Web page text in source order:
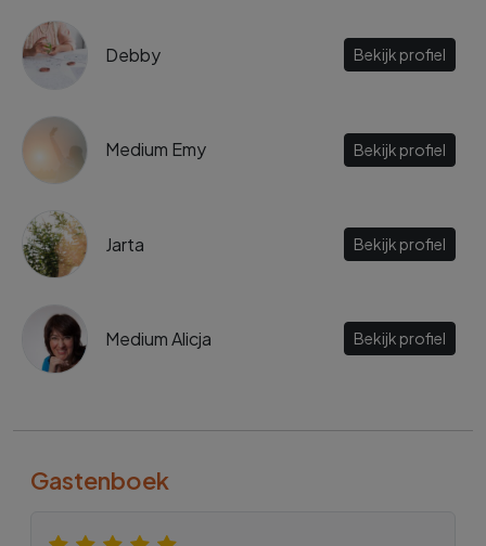
Debby Bekijk profiel
Medium Emy Bekijk profiel
Jarta Bekijk profiel
Medium Alicja Bekijk profiel
Gastenboek